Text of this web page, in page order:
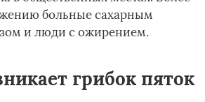
больные сахарным
и люди с ожирением.
грибок пяток